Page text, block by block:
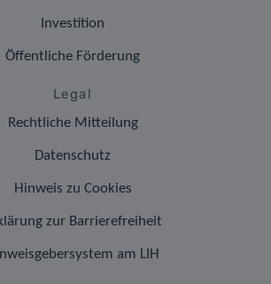
Investition
Öffentliche Förderung
Legal
Rechtliche Mitteilung
Datenschutz
Hinweis zu Cookies
zur Barrierefreiheit
am LIH